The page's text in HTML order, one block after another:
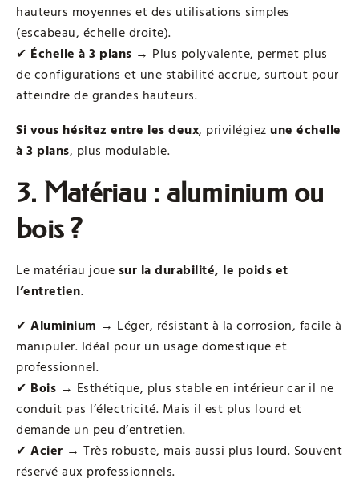
hauteurs moyennes et des utilisations simples
(escabeau, échelle droite).
✔ Échelle à 3 plans → Plus polyvalente, permet plus
de configurations et une stabilité accrue, surtout pour
atteindre de grandes hauteurs.
Si vous hésitez entre les deux, privilégiez une échelle
à 3 plans, plus modulable.
3. Matériau : aluminium ou
bois ?
Le matériau joue sur la durabilité, le poids et
l’entretien.
✔ Aluminium → Léger, résistant à la corrosion, facile à
manipuler. Idéal pour un usage domestique et
professionnel.
✔ Bois → Esthétique, plus stable en intérieur car il ne
conduit pas l’électricité. Mais il est plus lourd et
demande un peu d’entretien.
✔ Acier → Très robuste, mais aussi plus lourd. Souvent
réservé aux professionnels.